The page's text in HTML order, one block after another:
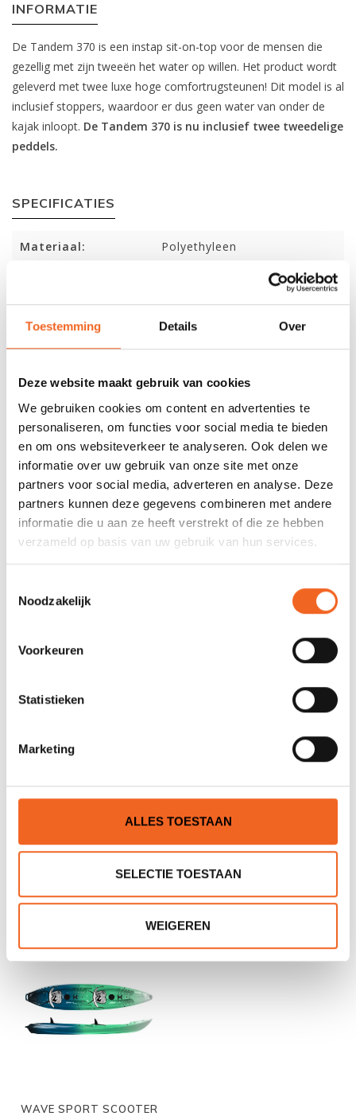
Toestemming Details Over
Deze website maakt gebruik van cookies
We gebruiken cookies om content en advertenties te
personaliseren, om functies voor social media te bieden
en om ons websiteverkeer te analyseren. Ook delen we
informatie over uw gebruik van onze site met onze
partners voor social media, adverteren en analyse. Deze
partners kunnen deze gegevens combineren met andere
informatie die u aan ze heeft verstrekt of die ze hebben
verzameld op basis van uw gebruik van hun services.
Noodzakelijk
Voorkeuren
Statistieken
Marketing
ALLES TOESTAAN
SELECTIE TOESTAAN
WEIGEREN
INFORMATIE
De Tandem 370 is een instap sit-on-top voor de mensen die
gezellig met zijn tweeën het water op willen. Het product wordt
geleverd met twee luxe hoge comfortrugsteunen! Dit model is al
inclusief stoppers, waardoor er dus geen water van onder de
kajak inloopt. De Tandem 370 is nu inclusief twee tweedelige
peddels.
SPECIFICATIES
Materiaal: Polyethyleen
Breedte: 88 cm
REVIEWS
Nog niet gewaardeerd
0 sterren op basis van 0 beoordelingen
JE BEOORDELING TOEVOEGEN
VERSTELBAAR XL, P.U.
€69,00
TON, 15 LTR
€45,00
WAVE SPORT SCOOTER